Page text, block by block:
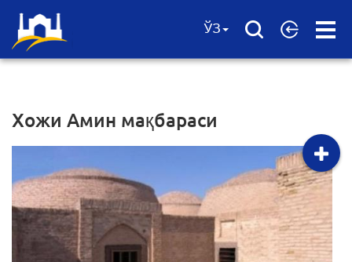
Open
ЎЗ
Хожи Амин мақбараси